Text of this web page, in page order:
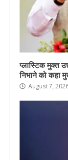
प्लास्टिक मुक्त
निभाने को कहा
August 7,